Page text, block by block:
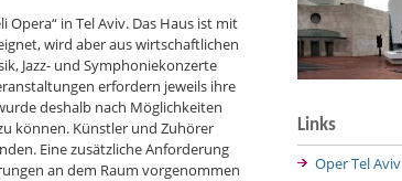
in Tel Aviv. Das Haus ist mit
wird aber aus wirtschaftlichen
Jazz- und Symphoniekonzerte
erfordern jeweils ihre
deshalb nach Möglichkeiten
können. Künstler und Zuhörer
Eine zusätzliche Anforderung
an dem Raum vorgenommen
Links
Oper Tel Aviv